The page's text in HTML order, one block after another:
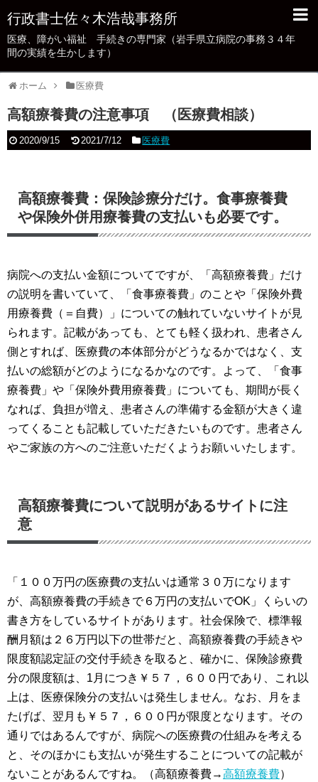
行政書士佐々木浩哉事務所
医療、障がい福祉 手続きの専門家（岩手県立病院の事務３４年
間の実績を生かします）
ホーム 医療費
高額療養費の注意事項 （医療費相談）
2020/9/15 2021/7/12 医療費
高額療養費：保険診療分だけ。食事療養費
や保険外併用療養費の支払いも必要です。
病院への支払い金額についてですが、「高額療養費」だけ
の説明を書いていて、「食事療養費」のことや「保険外費
用療養費（＝自費）」についての触れていないサイトが見
られます。記載があっても、とても軽く扱われ、患者さん
側とすれば、医療費の本体部分がどうなるかではなく、支
払いの総額がどのようになるかなのです。よって、「食事
療養費」や「保険外費用療養費」についても、期間が長く
なれば、負担が増え、患者さんの準備する金額が大きく違
ってくることも記載していただきたいものです。患者さん
やご家族の方へのご注意いただくようお願いいたします。
高額療養費について説明があるサイトに注
意
「１００万円の医療費の支払いは通常３０万になります
が、高額療養費の手続きで６万円の支払いでOK」くらいの
書き方をしているサイトがあります。社会保険で、標準報
酬月額は２６万円以下の世帯だと、高額療養費の手続きや
限度額認定証の交付手続きを取ると、確かに、保険診療費
分の限度額は、1月につき￥５７，６００円であり、これ以
上は、医療保険分の支払いは発生しません。なお、月をま
たげば、翌月も￥５７，６００円が限度となります。その
通りではあるんですが、病院への医療費の仕組みを考える
と、そのほかにも支払いが発生することについての記載が
ないことがあるんですね。（高額療養費→高額療養費）
あいさつ/業務概要
病院・クリニック業務支援
新規設立・法人化（保険医療機関）
医療法人の行政手続き
保険医療機関の「不正・不当請求」対策Q＆A
障がい者手帳・難病（特定疾患）の申請代行
障がい者手帳・難病（特定疾患）申請代行に
ついてのよくある質問（FAQ)
衛生管理計画表の作成（HACCP対応）
補助金・融資 サポート
医療費相談
医業関連許可関係
隣家の植栽（竹木）越境の伐採
料金表
Ｑ&Ａ
アクセス/営業時間
お問合せ(メール)
プライバシー・ポリシー
その他の業務
自動車/自転車 交通事故被害者支援